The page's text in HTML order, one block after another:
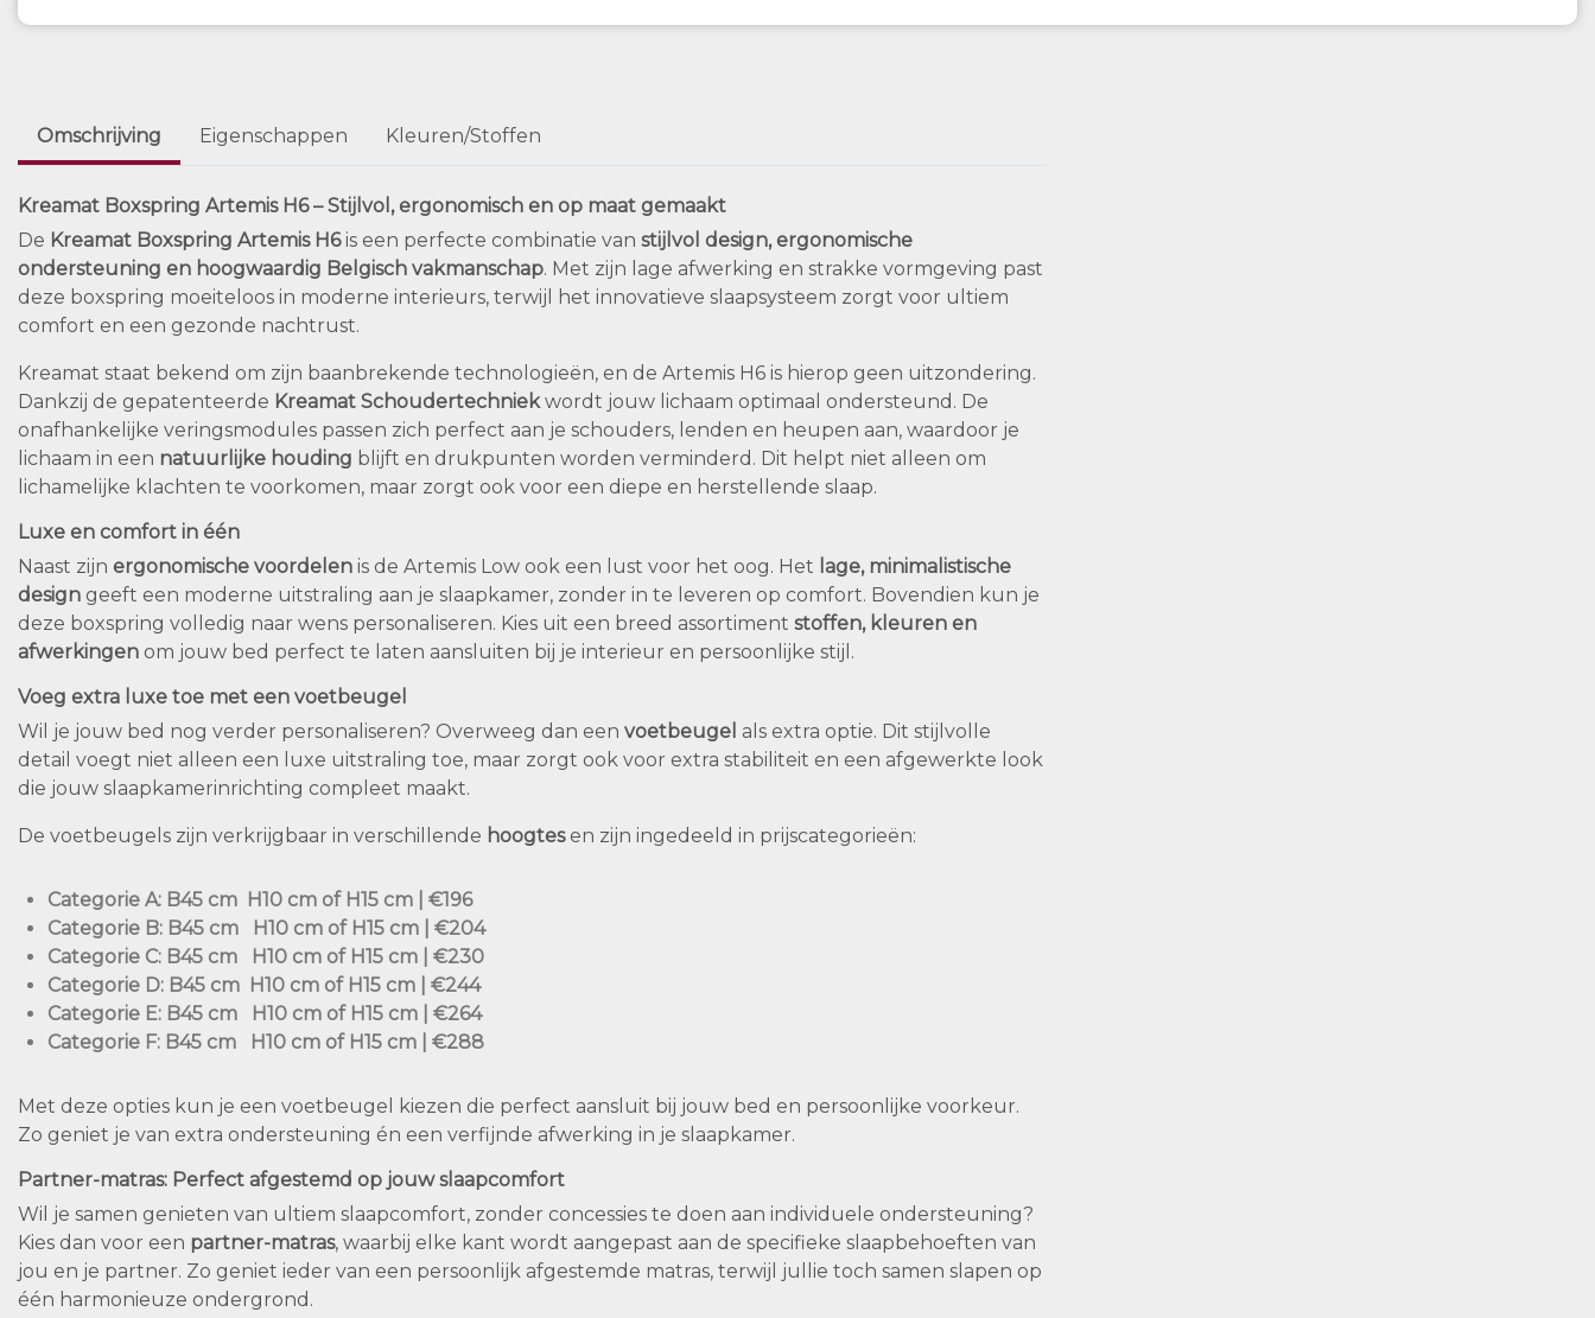
Omschrijving Eigenschappen Kleuren/Stoffen
Kreamat Boxspring Artemis H6 – Stijlvol, ergonomisch en op maat gemaakt
De Kreamat Boxspring Artemis H6is een perfecte combinatie van stijlvol design, ergonomische
ondersteuning en hoogwaardig Belgisch vakmanschap. Met zijn lage afwerking en strakke vormgeving past
deze boxspring moeiteloos in moderne interieurs, terwijl het innovatieve slaapsysteem zorgt voor ultiem
comfort en een gezonde nachtrust.
Kreamat staat bekend om zijn baanbrekende technologieën, en de Artemis H6 is hierop geen uitzondering.
Dankzij de gepatenteerde Kreamat Schoudertechniekwordt jouw lichaam optimaal ondersteund. De
onafhankelijke veringsmodules passen zich perfect aan je schouders, lenden en heupen aan, waardoor je
lichaam in een natuurlijke houding blijft en drukpunten worden verminderd. Dit helpt niet alleen om
lichamelijke klachten te voorkomen, maar zorgt ook voor een diepe en herstellende slaap.
Luxe en comfort in één
Naast zijn ergonomische voordelen is de Artemis Low ook een lust voor het oog. Het lage, minimalistische
design geeft een moderne uitstraling aan je slaapkamer, zonder in te leveren op comfort. Bovendien kun je
deze boxspring volledig naar wens personaliseren. Kies uit een breed assortiment stoffen, kleuren en
afwerkingen om jouw bed perfect te laten aansluiten bij je interieur en persoonlijke stijl.
Voeg extra luxe toe met een voetbeugel
Wil je jouw bed nog verder personaliseren? Overweeg dan een voetbeugel als extra optie. Dit stijlvolle
detail voegt niet alleen een luxe uitstraling toe, maar zorgt ook voor extra stabiliteit en een afgewerkte look
die jouw slaapkamerinrichting compleet maakt.
De voetbeugels zijn verkrijgbaar in verschillende hoogtesen zijn ingedeeld in prijscategorieën:
Categorie A: B45 cm H10 cm of H15 cm | €196
Categorie B: B45 cm H10 cm of H15 cm | €204
Categorie C: B45 cm H10 cm of H15 cm | €230
Categorie D: B45 cm H10 cm of H15 cm | €244
Categorie E: B45 cm H10 cm of H15 cm | €264
Categorie F: B45 cm H10 cm of H15 cm | €288
Met deze opties kun je een voetbeugel kiezen die perfect aansluit bij jouw bed en persoonlijke voorkeur.
Zo geniet je van extra ondersteuning én een verfijnde afwerking in je slaapkamer.
Partner-matras: Perfect afgestemd op jouw slaapcomfort
Wil je samen genieten van ultiem slaapcomfort, zonder concessies te doen aan individuele ondersteuning?
Kies dan voor een partner-matras, waarbij elke kant wordt aangepast aan de specifieke slaapbehoeften van
jou en je partner. Zo geniet ieder van een persoonlijk afgestemde matras, terwijl jullie toch samen slapen op
één harmonieuze ondergrond.